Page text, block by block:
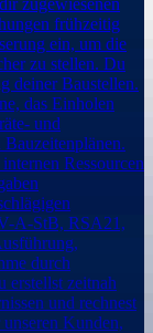
frühzeitig
ein, um die
zu stellen. Du
deiner Baustellen.
das Einholen
und
Ressourcen
A-StB, RSA21,
durch
erstellst zeitnah
und rechnest
Kunden,